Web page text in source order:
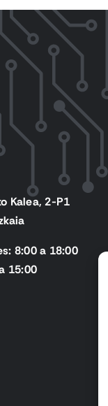
Kalea, 2-P1
8:00 a 18:00
15:00